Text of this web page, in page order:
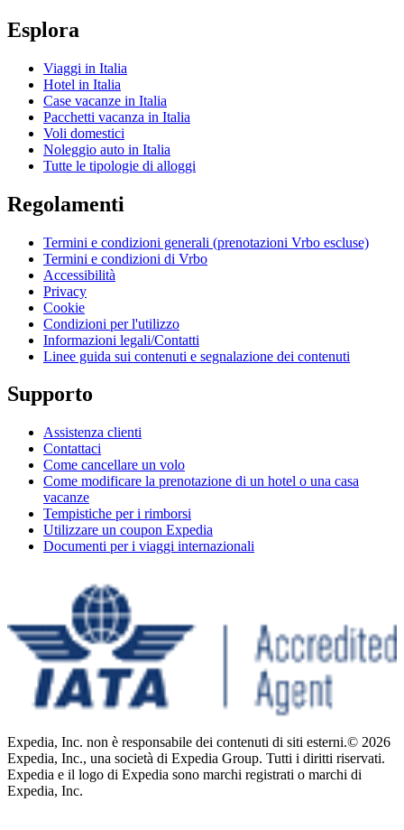
Esplora
Viaggi in Italia
Hotel in Italia
Case vacanze in Italia
Pacchetti vacanza in Italia
Voli domestici
Noleggio auto in Italia
Tutte le tipologie di alloggi
Regolamenti
Termini e condizioni generali (prenotazioni Vrbo escluse)
Termini e condizioni di Vrbo
Accessibilità
Privacy
Cookie
Condizioni per l'utilizzo
Informazioni legali/Contatti
Linee guida sui contenuti e segnalazione dei contenuti
Supporto
Assistenza clienti
Contattaci
Come cancellare un volo
Come modificare la prenotazione di un hotel o una casa
vacanze
Tempistiche per i rimborsi
Utilizzare un coupon Expedia
Documenti per i viaggi internazionali
Expedia, Inc. non è responsabile dei contenuti di siti esterni.© 2026
Expedia, Inc., una società di Expedia Group. Tutti i diritti riservati.
Expedia e il logo di Expedia sono marchi registrati o marchi di
Expedia, Inc.